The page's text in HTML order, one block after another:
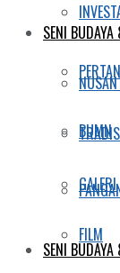
SENI
GALERI
FILM
BUMN
SENI